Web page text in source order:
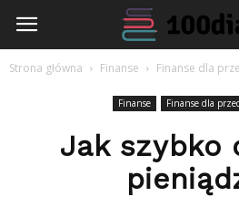
100dia.pl
Strona główna Finanse Finanse dla
Finanse Finanse dla
Jak szybko